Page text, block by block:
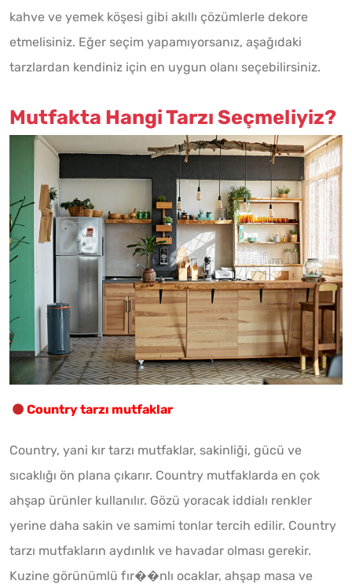
kahve ve yemek köşesi gibi akıllı çözümlerle dekore
etmelisiniz. Eğer seçim yapamıyorsanız, aşağıdaki
tarzlardan kendiniz için en uygun olanı seçebilirsiniz.
Mutfakta Hangi Tarzı Seçmeliyiz?
Country tarzı mutfaklar
Country, yani kır tarzı mutfaklar, sakinliği, gücü ve
sıcaklığı ön plana çıkarır. Country mutfaklarda en çok
ahşap ürünler kullanılır. Gözü yoracak iddialı renkler
yerine daha sakin ve samimi tonlar tercih edilir. Country
tarzı mutfakların aydınlık ve havadar olması gerekir.
Kuzine görünümlü fır��nlı ocaklar, ahşap masa ve